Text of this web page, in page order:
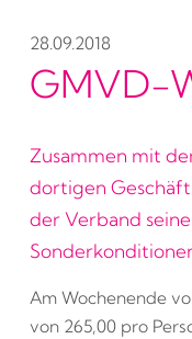
28.09.2018
GMVD-
Zusammen mit
dortigen
der Verband
Am Wochenende
von 265,00 pro